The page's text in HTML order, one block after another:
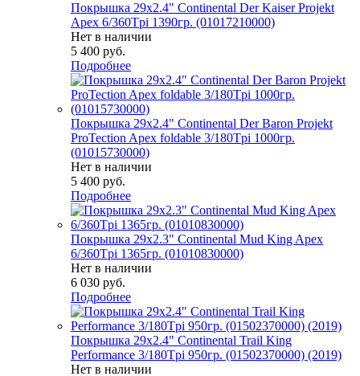
Покрышка 29x2.4" Continental Der Kaiser Projekt
Apex 6/360Tpi 1390гр. (01017210000)
Нет в наличии
5 400 руб.
Подробнее
Покрышка 29x2.4" Continental Der Baron Projekt
ProTection Apex foldable 3/180Tpi 1000гр.
(01015730000)
Нет в наличии
5 400 руб.
Подробнее
Покрышка 29x2.3" Continental Mud King Apex
6/360Tpi 1365гр. (01010830000)
Нет в наличии
6 030 руб.
Подробнее
Покрышка 29x2.4" Continental Trail King
Performance 3/180Tpi 950гр. (01502370000) (2019)
Нет в наличии